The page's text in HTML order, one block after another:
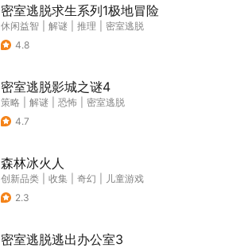
密室逃脱求生系列1极地冒险
休闲益智 解谜 推理
密室逃脱
4.8
密室逃脱影城之谜4
策略 解谜 恐怖
密室逃脱
4.7
森林冰火人
创新品类 收集 奇幻
儿童游戏
2.3
密室逃脱逃出办公室3